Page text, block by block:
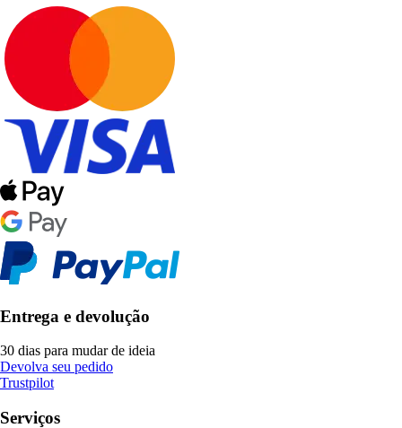
Entrega e devolução
30 dias para mudar de ideia
Devolva seu pedido
Trustpilot
Serviços